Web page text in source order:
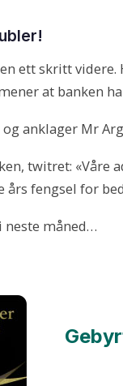
ett skritt
at banken
anklager Mr
twitret: «Våre
fengsel for
neste måned…